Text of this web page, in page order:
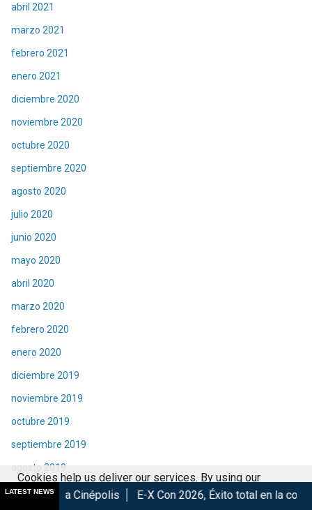
abril 2021
marzo 2021
febrero 2021
enero 2021
diciembre 2020
noviembre 2020
octubre 2020
septiembre 2020
agosto 2020
julio 2020
junio 2020
mayo 2020
abril 2020
marzo 2020
febrero 2020
enero 2020
diciembre 2019
noviembre 2019
octubre 2019
septiembre 2019
agosto 2019
julio 2019
LATEST NEWSE-X Con 2026, Éxito total en la convención. Los
Cookies help us deliver our services. By using our
services, you agree to our use of cookies.
Got it